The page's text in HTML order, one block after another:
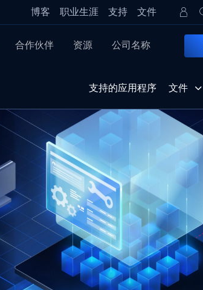
博客 职业生涯 支持 文件
合作伙伴 资源 公司名称
支持的应用程序 文件